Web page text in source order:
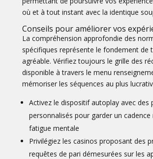
où et à tout instant avec la identique
Conseils pour améliorer vos
La compréhension approfondie des
spécifiques représente le fondement de
agréable. Vérifiez toujours le grille des
disponible à travers le menu
mémoriser les séquences au plus
Activez le dispositif autoplay avec des
personnalisés pour garder un cadence
fatigue mentale
Privilégiez les casinos proposant des
requêtes de pari démesurées sur les